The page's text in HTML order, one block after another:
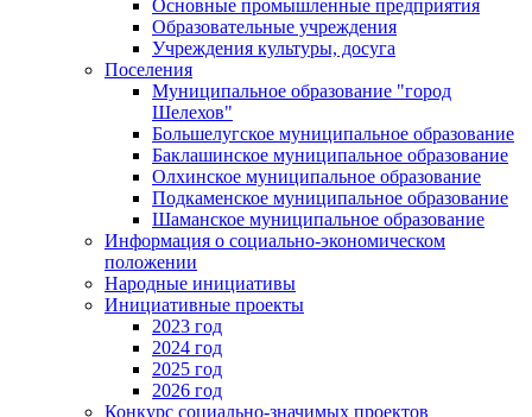
Основные промышленные предприятия
Образовательные учреждения
Учреждения культуры, досуга
Поселения
Муниципальное образование "город
Шелехов"
Большелугское муниципальное образование
Баклашинское муниципальное образование
Олхинское муниципальное образование
Подкаменское муниципальное образование
Шаманское муниципальное образование
Информация о социально-экономическом
положении
Народные инициативы
Инициативные проекты
2023 год
2024 год
2025 год
2026 год
Конкурс социально-значимых проектов